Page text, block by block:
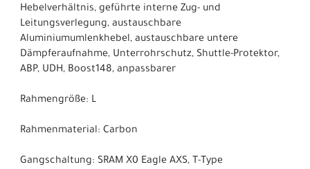
Hebelverhältnis, geführte interne Zug- und
Leitungsverlegung, austauschbare
Aluminiumumlenkhebel, austauschbare untere
Dämpferaufnahme, Unterrohrschutz, Shuttle-Protektor,
ABP, UDH, Boost148, anpassbarer
Rahmengröße: L
Rahmenmaterial: Carbon
Gangschaltung: SRAM X0 Eagle AXS, T-Type